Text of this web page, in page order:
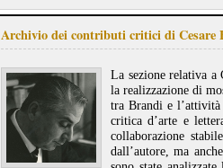
Archivio dei contributi critici di Cesare
La sezione relativa a
la realizzazione di
tra Brandi e
critica d’arte e
collaborazione
dall’autore, ma